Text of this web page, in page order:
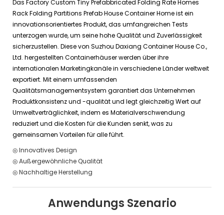
Das Factory Custom Tiny Prefabbricated Folding Rate Homes
Rack Folding Partitions Prefab House Container Home ist ein
innovationsorientiertes Produkt, das umfangreichen Tests
unterzogen wurde, um seine hohe Qualität und Zuverlässigkeit
sicherzustellen. Diese von Suzhou Daxiang Container House Co.,
Ltd. hergestellten Containerhäuser werden über ihre
internationalen Marketingkanäle in verschiedene Länder weltweit
exportiert. Mit einem umfassenden
Qualitätsmanagementsystem garantiert das Unternehmen
Produktkonsistenz und -qualität und legt gleichzeitig Wert auf
Umweltverträglichkeit, indem es Materialverschwendung
reduziert und die Kosten für die Kunden senkt, was zu
gemeinsamen Vorteilen für alle führt.
◎ Innovatives Design
◎ Außergewöhnliche Qualität
◎ Nachhaltige Herstellung
Anwendungs Szenario